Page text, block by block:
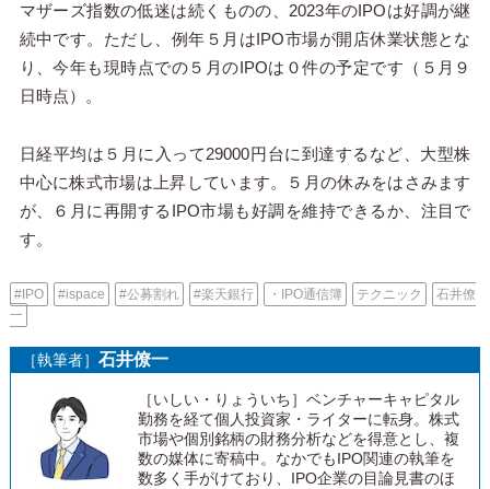
マザーズ指数の低迷は続くものの、2023年のIPOは好調が継
続中です。ただし、例年５月はIPO市場が開店休業状態とな
り、今年も現時点での５月のIPOは０件の予定です（５月９
日時点）。
日経平均は５月に入って29000円台に到達するなど、大型株
中心に株式市場は上昇しています。５月の休みをはさみます
が、６月に再開するIPO市場も好調を維持できるか、注目で
す。
#IPO #ispace #公募割れ #楽天銀行 ・IPO通信簿 テクニック
石井僚
一
［執筆者］ 石井僚一
［いしい・りょういち］ベンチャーキャピタル
勤務を経て個人投資家・ライターに転身。株式
市場や個別銘柄の財務分析などを得意とし、複
数の媒体に寄稿中。なかでもIPO関連の執筆を
数多く手がけており、IPO企業の目論見書のほ